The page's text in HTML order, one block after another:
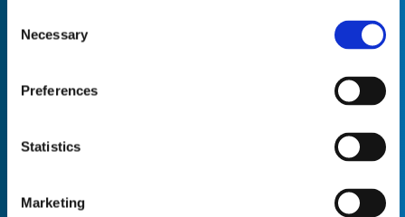
Selection
Necessary
Preferences
Statistics
Marketing
Product Name* Empty